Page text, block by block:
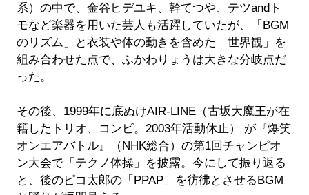
系）の中で、金谷ヒデユキ、幹てつや、テツandト
モなど楽器を用いた芸人も活躍していたが、「BGM
のリズム」と衣装や体の動きを含めた「世界観」を
組み合わせた点で、ふかわりょうは大きな分岐点だ
った。
その後、1999年に底ぬけAIR-LINE（古坂大魔王が在
籍したトリオ、コンビ。2003年活動休止） が『爆笑
オンエアバトル』（NHK総合）の第1回チャンピオ
ン大会で「テクノ体操」を披露。今にして振り返る
と、後のピコ太郎の「PPAP」を彷彿とさせるBGM